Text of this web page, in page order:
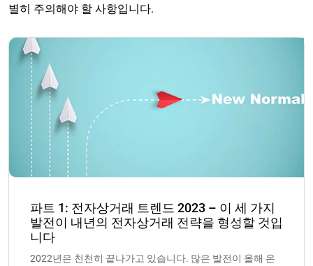
별히 주의해야 할 사항입니다.
파트 1: 전자상거래 트렌드 2023 – 이 세 가지
발전이 내년의 전자상거래 전략을 형성할 것입
니다
2022년은 천천히 끝나가고 있습니다. 많은 발전이 올해 온